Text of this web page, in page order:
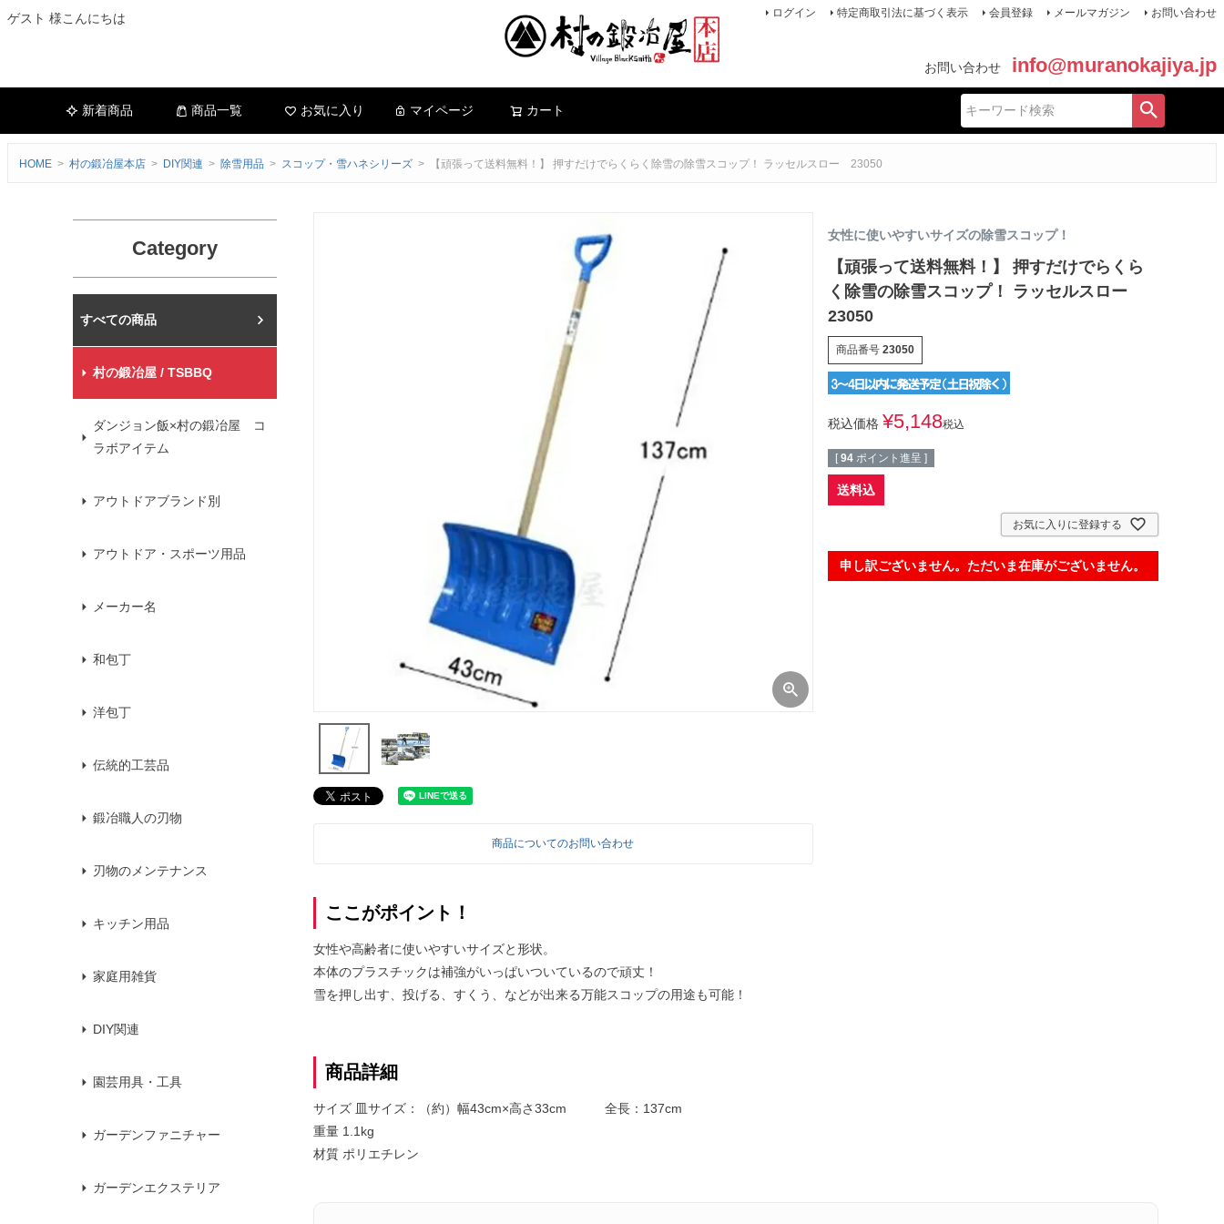
ゲスト 様こんにちは ログイン 特定商取引法に基づく表示 会員登録 メールマガジン お問い合わせ
お問い合わせ info@muranokajiya.jp
新着商品 商品一覧 お気に入り マイページ カート
HOME 村の鍛冶屋本店 DIY関連 除雪用品 スコップ・雪ハネシリーズ 【頑張って送料無料！】 押すだけでらくらく除雪の除雪スコップ！ ラッセルスロー 23050
Category
村の鍛冶屋本店
村の鍛冶屋 / TSBBQ
ダンジョン飯×村の鍛冶屋 コ
ラボアイテム
アウトドアブランド別
アウトドア・スポーツ用品
メーカー名
和包丁
洋包丁
伝統的工芸品
鍛冶職人の刃物
刃物のメンテナンス
キッチン用品
家庭用雑貨
DIY関連
園芸用具・工具
ガーデンファニチャー
ガーデンエクステリア
商品についてのお問い合わせ
女性に使いやすいサイズの除雪スコップ！
【頑張って送料無料！】 押すだけでらくら
く除雪の除雪スコップ！ ラッセルスロー
23050
商品番号 23050
税込価格 ¥5,148税込
[ 94 ポイント進呈 ]
送料込
お気に入りに登録する
申し訳ございません。ただいま在庫がございません。
ここがポイント！
女性や高齢者に使いやすいサイズと形状。
本体のプラスチックは補強がいっぱいついているので頑丈！
雪を押し出す、投げる、すくう、などが出来る万能スコップの用途も可能！
商品詳細
サイズ 皿サイズ：（約）幅43cm×高さ33cm 全長：137cm
重量 1.1kg
材質 ポリエチレン